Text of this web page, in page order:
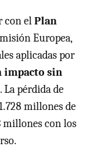
con elPlan
Europea,
aplicadas por
impacto sin
. La pérdida de
millones de
millones con los